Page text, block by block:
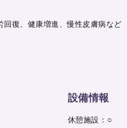
復、健康増進、慢性皮膚病など
設備情報
休憩施設：○